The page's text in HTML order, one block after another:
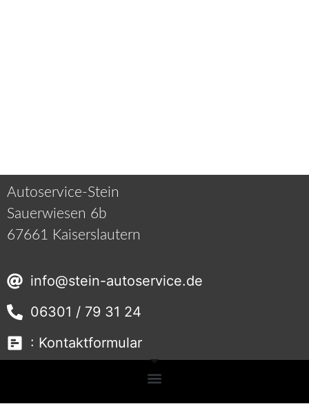
Autoservice-Stein
Sauerwiesen 6b
67661 Kaiserslautern
info@stein-autoservice.de
06301 / 79 31 24
: Kontaktformular